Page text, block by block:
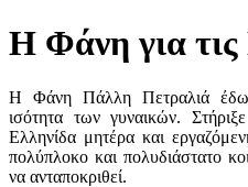
Η Φάνη για τις
Η Φάνη Πάλλη Πετραλιά
ισότητα των γυναικών.
Ελληνίδα μητέρα και
πολύπλοκο και πολυδιάστατο
να ανταποκριθεί.